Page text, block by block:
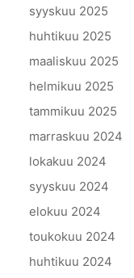
syyskuu 2025
huhtikuu 2025
maaliskuu 2025
helmikuu 2025
tammikuu 2025
marraskuu 2024
lokakuu 2024
syyskuu 2024
elokuu 2024
toukokuu 2024
huhtikuu 2024